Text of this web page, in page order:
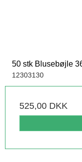
50 stk Blusebøjle
12303130
525,00 DKK